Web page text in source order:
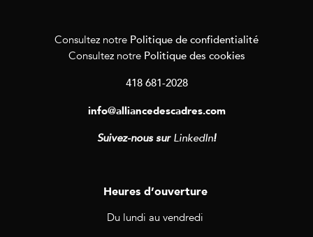
Consultez notre Politique de confidentialité
Consultez notre Politique des cookies
418 681-2028
info@alliancedescadres.com
Suivez-nous sur LinkedIn!
Heures d’ouverture
Du lundi au vendredi